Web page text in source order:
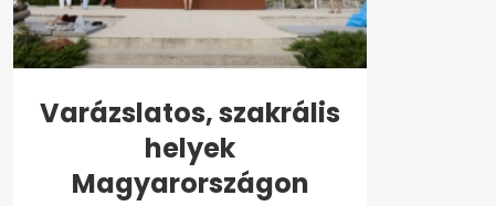
Varázslatos, szakrális
helyek
Magyarországon